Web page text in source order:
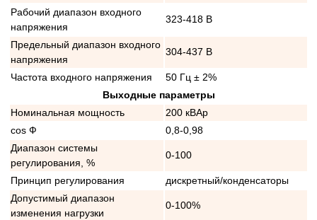
Рабочий диапазон входного
напряжения
323-418 В
Предельный диапазон входного
напряжения
304-437 В
Частота входного напряжения
50 Гц ± 2%
Выходные параметры
Номинальная мощность
200 кВАр
cos Ф
0,8-0,98
Диапазон системы
регулирования, %
0-100
Принцип регулирования
дискретный/конденсаторы
Допустимый диапазон
изменения нагрузки
0-100%